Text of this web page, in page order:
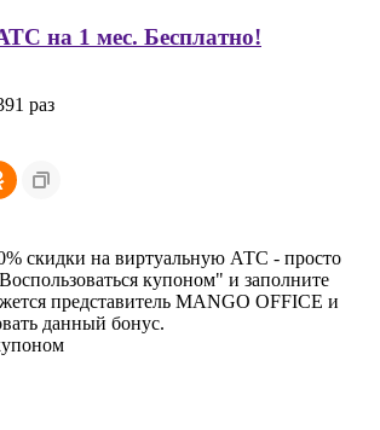
на 1 мес. Бесплатно!
раз
скидки на виртуальную АТС - просто
купоном" и заполните
представитель MANGO OFFICE и
данный бонус.